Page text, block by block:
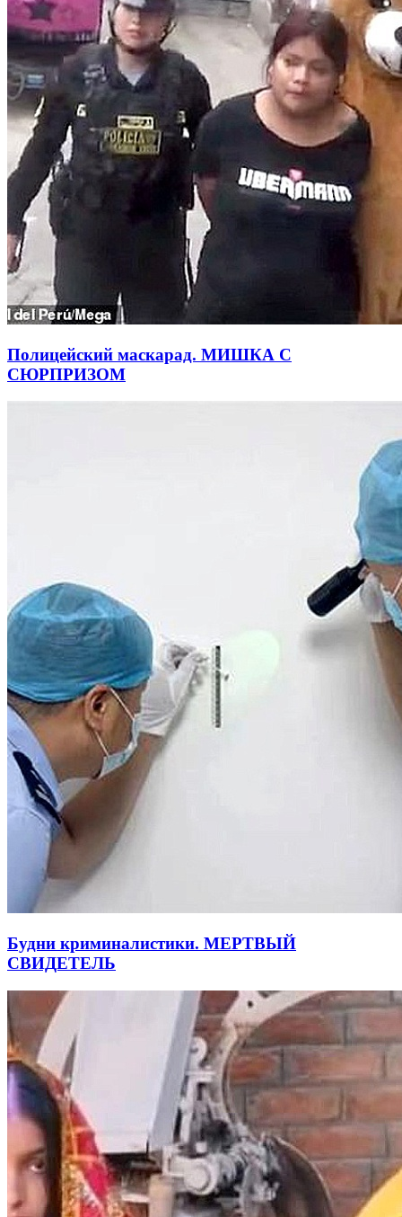
Полицейский маскарад. МИШКА С
СЮРПРИЗОМ
Будни криминалистики. МЕРТВЫЙ
СВИДЕТЕЛЬ